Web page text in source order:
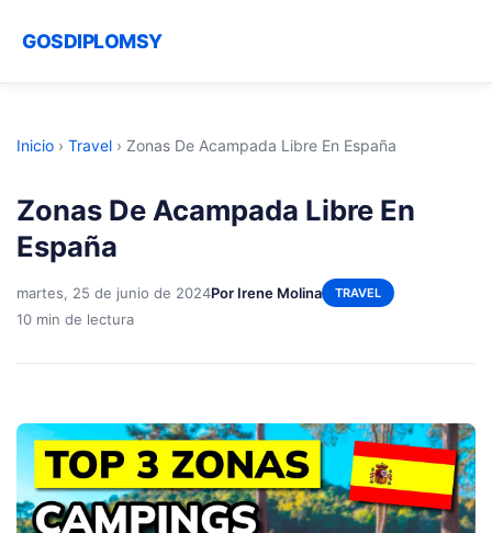
GOSDIPLOMSY
Inicio › Travel › Zonas De Acampada Libre En España
Zonas De Acampada Libre En
España
martes, 25 de junio de 2024Por Irene Molina TRAVEL
10 min de lectura